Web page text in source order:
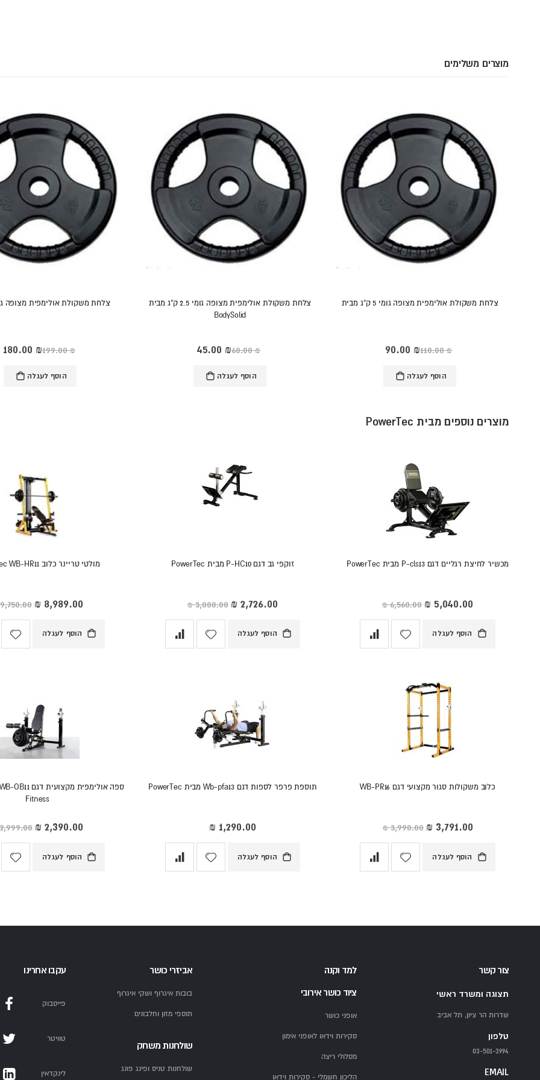
מוצרים משלימים
צלחת משקולת אולימפית מצופה גומי
‏199.00 ₪ מחיר
מיוחד ‏180.00 ₪
הוסף לעגלה
צלחת משקולת אולימפית מצופה גומי 2.5 ק"ג מבית
BodySolid
‏60.00 ₪ מחיר
מיוחד ‏45.00 ₪
הוסף לעגלה
צלחת משקולת אולימפית מצופה גומי 5 ק"ג מבית
‏110.00 ₪ מחיר
מיוחד ‏90.00 ₪
הוסף לעגלה
מוצרים נוספים מבית PowerTec
מכשיר לחיצת רגליים דגם P-cls13 מבית PowerTec
מחיר
מיוחד
הוסף לעגלה
זוקפי גב דגם P-HC10 מבית PowerTec
‏3,000.00 ₪ מחיר
מיוחד
הוסף לעגלה
מולטי טריינר כלוב Powertec WB-HR11
‏9,750.00 ₪ מחיר
מיוחד
הוסף לעגלה
כלוב משקולות סגור מקצועי דגם WB-PR16
‏3,990.00 ₪ מחיר
מיוחד
הוסף לעגלה
תוספת פרפר לספות דגם Wb-pfa13 מבית PowerTec
הוסף לעגלה
Fitness
‏2,999.00 ₪ מחיר
מיוחד
הוסף לעגלה
צור קשר
תצוגה ומשרד ראשי
שדרות הר ציון, תל אביב
טלפון
03-501-3994
EMAIL
למד וקנה
ציוד כושר אירובי
אופני כושר
סקירות וידאו לאופני אימון
מסלולי ריצה
הליכון חשמלי - סקירות וידאו
אביזרי כושר
בובות איגרוף ושקי איגרוף
תוספי מזון וחלבונים
שולחנות משחק
שולחנות טניס ופינג פונג
עקבו אחרינו
פייסבוק
טוויטר
לינקדאין